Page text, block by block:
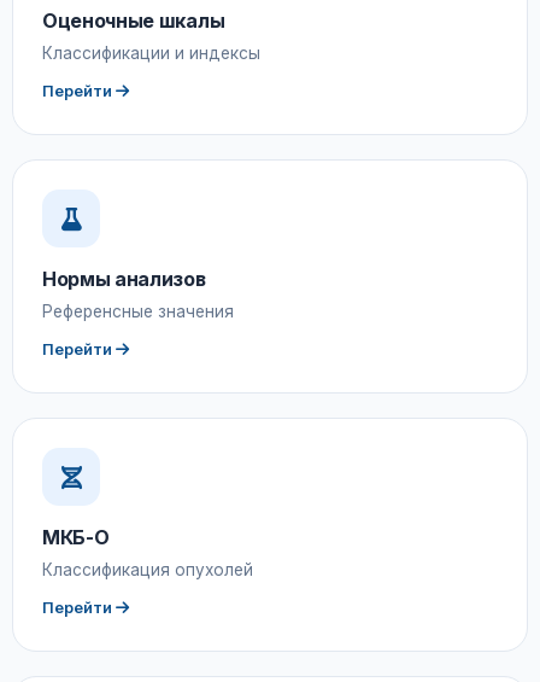
Оценочные шкалы
Классификации и индексы
Перейти
Нормы анализов
Референсные значения
Перейти
МКБ-О
Классификация опухолей
Перейти